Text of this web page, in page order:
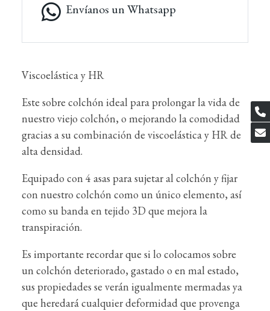
Envíanos un Whatsapp
Viscoelástica y HR
Este sobre colchón ideal para prolongar la vida de
nuestro viejo colchón, o mejorando la comodidad
gracias a su combinación de viscoelástica y HR de
alta densidad.
Equipado con 4 asas para sujetar al colchón y fijar
con nuestro colchón como un único elemento, así
como su banda en tejido 3D que mejora la
transpiración.
Es importante recordar que si lo colocamos sobre
un colchón deteriorado, gastado o en mal estado,
sus propiedades se verán igualmente mermadas ya
que heredará cualquier deformidad que provenga